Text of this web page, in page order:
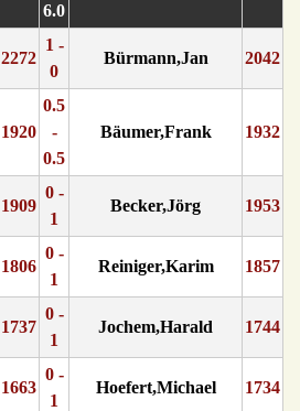
6.0
2272
1 -
0
Bürmann,Jan 2042
1920
0.5
-
0.5
Bäumer,Frank 1932
1909
0 -
1
Becker,Jörg 1953
1806
0 -
1
Reiniger,Karim 1857
1737
0 -
1
Jochem,Harald 1744
1663
0 -
1
Hoefert,Michael 1734